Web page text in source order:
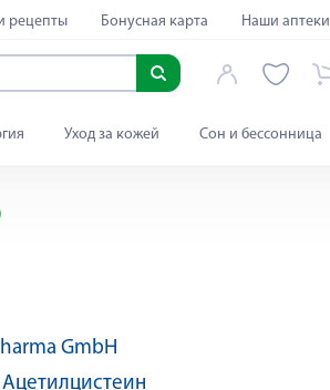
рецепты Бонусная карта Наши аптеки
Уход за кожей Сон и бессонница
GmbH
Ацетилцистеин